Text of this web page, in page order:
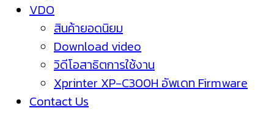
VDO
สินค้ายอดนิยม
Download video
วิดีโอสาธิตการใช้งาน
Xprinter XP-C300H อัพเดท Firmware
Contact Us